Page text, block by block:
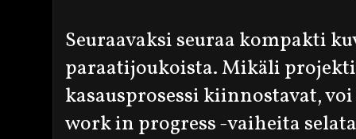
Seuraavaksi seuraa kompakti
paraatijoukoista. Mikäli
kasausprosessi kiinnostavat,
work in progress -vaiheita